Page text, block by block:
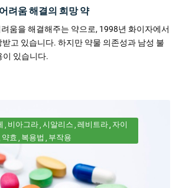
려움 해결의 희망 약
움을 해결해주는 약으로, 1998년 화이자에서
고 있습니다. 하지만 약물 의존성과 남성 불
이 있습니다.
비아그라 시알리스 레비트라 자이
약효 복용법 부작용